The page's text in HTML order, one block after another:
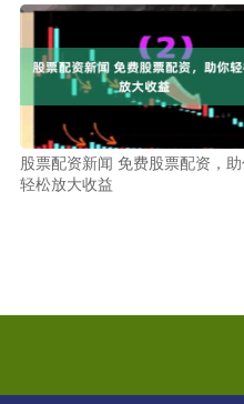
股票配资新闻 免费股票配资，
轻松放大收益